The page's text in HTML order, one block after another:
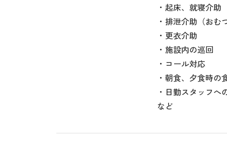
・起床、就寝介助
・排泄介助（おむ
・更衣介助
・施設内の巡回
・コール対応
・朝食、夕食時の
・日勤スタッフへ
など